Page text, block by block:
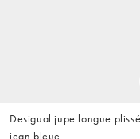
Desigual jupe longue
jean bleue